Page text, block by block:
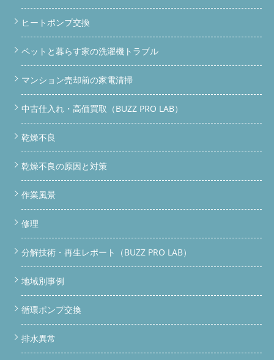
ヒートポンプ交換
ペットと暮らす家の洗濯機トラブル
マンション売却前の家電清掃
中古仕入れ・高価買取（BUZZ PRO LAB）
乾燥不良
乾燥不良の原因と対策
作業風景
修理
分解技術・再生レポート（BUZZ PRO LAB）
地域別事例
循環ポンプ交換
排水異常